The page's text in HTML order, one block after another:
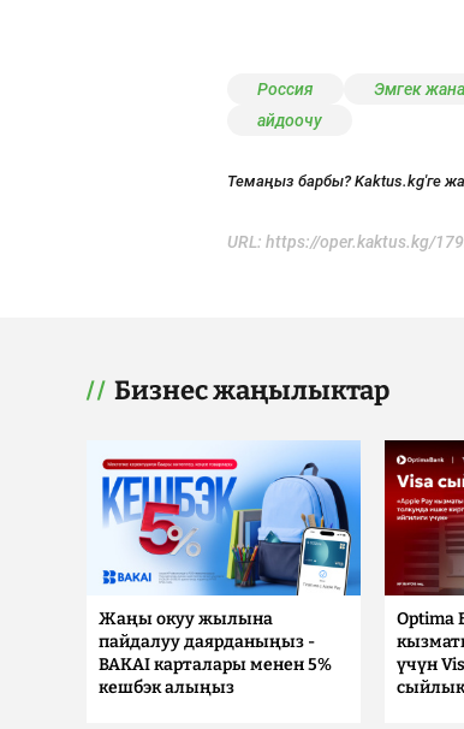
Россия Эмгек
айдоочу
Темаңыз барбы? Kaktus.kg'ге
URL: https://oper.kaktus.kg/
Бизнес жаңылыктар
Жаңы окуу жылына
пайдалуу даярданыңыз -
BAKAI карталары менен 5%
кешбэк алыңыз
Optima
үчүн